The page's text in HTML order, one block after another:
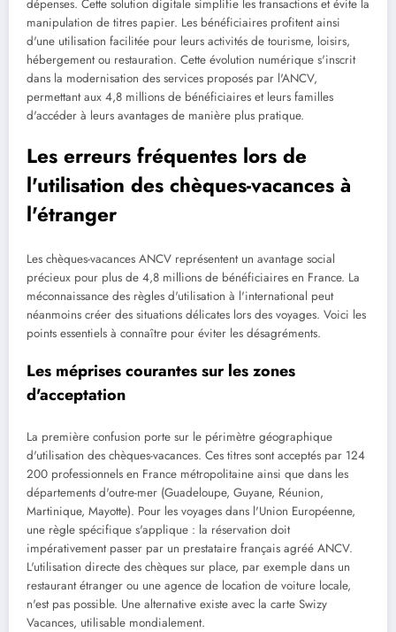
dépenses. Cette solution digitale simplifie les transactions et évite la
manipulation de titres papier. Les bénéficiaires profitent ainsi
d'une utilisation facilitée pour leurs activités de tourisme, loisirs,
hébergement ou restauration. Cette évolution numérique s'inscrit
dans la modernisation des services proposés par l'ANCV,
permettant aux 4,8 millions de bénéficiaires et leurs familles
d'accéder à leurs avantages de manière plus pratique.
Les erreurs fréquentes lors de
l'utilisation des chèques-vacances à
l'étranger
Les chèques-vacances ANCV représentent un avantage social
précieux pour plus de 4,8 millions de bénéficiaires en France. La
méconnaissance des règles d'utilisation à l'international peut
néanmoins créer des situations délicates lors des voyages. Voici les
points essentiels à connaître pour éviter les désagréments.
Les méprises courantes sur les zones
d'acceptation
La première confusion porte sur le périmètre géographique
d'utilisation des chèques-vacances. Ces titres sont acceptés par 124
200 professionnels en France métropolitaine ainsi que dans les
départements d'outre-mer (Guadeloupe, Guyane, Réunion,
Martinique, Mayotte). Pour les voyages dans l'Union Européenne,
une règle spécifique s'applique : la réservation doit
impérativement passer par un prestataire français agréé ANCV.
L'utilisation directe des chèques sur place, par exemple dans un
restaurant étranger ou une agence de location de voiture locale,
n'est pas possible. Une alternative existe avec la carte Swizy
Vacances, utilisable mondialement.